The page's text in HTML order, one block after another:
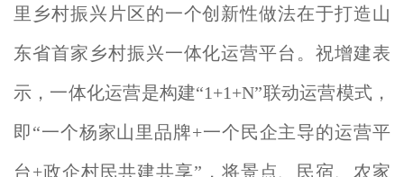
里乡村振兴片区的一个创新性做法在于打造山
东省首家乡村振兴一体化运营平台。祝增建表
示，一体化运营是构建“1+1+N”联动运营模式，
即“一个杨家山里品牌+一个民企主导的运营平
台+政企村民共建共享”，将景点、民宿、农家